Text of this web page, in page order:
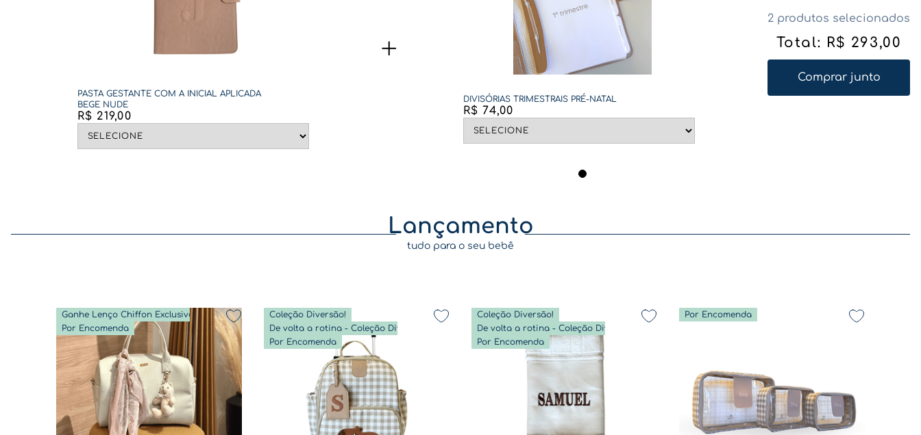
PASTA GESTANTE COM A INICIAL APLICADA
BEGE NUDE
R$ 219,00
DIVISÓRIAS TRIMESTRAIS PRÉ-NATAL
R$ 74,00
2 produtos selecionados
Total: R$ 293,00
Comprar junto
Lançamento
tudo para o seu bebê
Ganhe Lenço Chiffon Exclusivo
Por Encomenda
Coleção Diversão!
Por Encomenda
Coleção Diversão!
Por Encomenda
Por Encomenda